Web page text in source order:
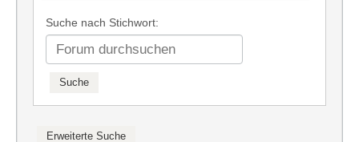
Suche nach Stichwort: